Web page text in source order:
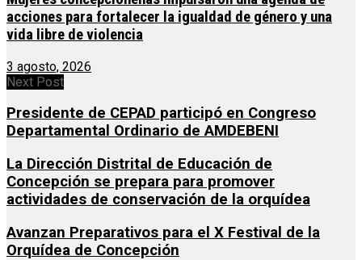
acciones para fortalecer la igualdad de género y una
vida libre de violencia
3 agosto, 2026
Next Post
Presidente de CEPAD participó en Congreso
Departamental Ordinario de AMDEBENI
La Dirección Distrital de Educación de
Concepción se prepara para promover
actividades de conservación de la orquídea
Avanzan Preparativos para el X Festival de la
Orquídea de Concepción